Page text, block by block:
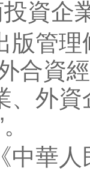
資企
管理
合資
、外資
華人